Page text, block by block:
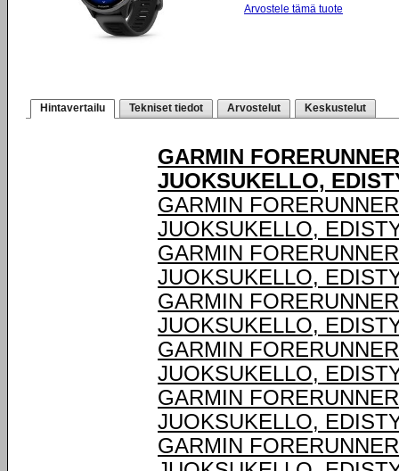
Arvostele tämä tuote
Hintavertailu Tekniset tiedot Arvostelut Keskustelut
GARMIN
JUOKSUKELLO,
GARMIN
JUOKSUKELLO,
GARMIN
JUOKSUKELLO,
GARMIN
JUOKSUKELLO,
GARMIN
JUOKSUKELLO,
GARMIN
JUOKSUKELLO,
GARMIN